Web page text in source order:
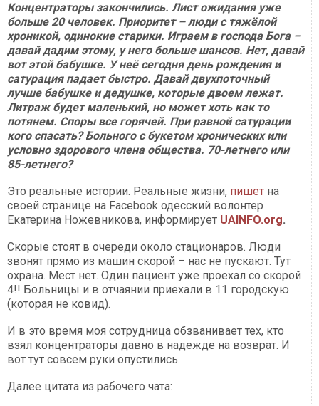
Концентраторы закончились. Лист ожидания уже
больше 20 человек. Приоритет – люди с тяжёлой
хроникой, одинокие старики. Играем в господа Бога –
давай дадим этому, у него больше шансов. Нет, давай
вот этой бабушке. У неё сегодня день рождения и
сатурация падает быстро. Давай двухпоточный
лучше бабушке и дедушке, которые двоем лежат.
Литраж будет маленький, но может хоть как то
потянем. Споры все горячей. При равной сатурации
кого спасать? Больного с букетом хронических или
условно здорового члена общества. 70-летнего или
85-летнего?
Это реальные истории. Реальные жизни, пишет на
своей странице на Facebook одесский волонтер
Екатерина Ножевникова, информирует UAINFO.org.
Скорые стоят в очереди около стационаров. Люди
звонят прямо из машин скорой – нас не пускают. Тут
охрана. Мест нет. Один пациент уже проехал со скорой
4!! Больницы и в отчаянии приехали в 11 городскую
(которая не ковид).
И в это время моя сотрудница обзванивает тех, кто
взял концентраторы давно в надежде на возврат. И
вот тут совсем руки опустились.
Далее цитата из рабочего чата: